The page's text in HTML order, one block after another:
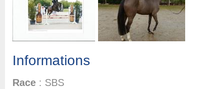
Informations
Race : SBS